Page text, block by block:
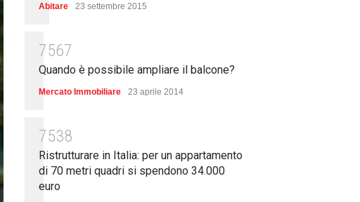
Abitare 23 settembre 2015
7567
Quando è possibile ampliare il balcone?
Mercato Immobiliare 23 aprile 2014
7538
Ristrutturare in Italia: per un appartamento
di 70 metri quadri si spendono 34.000
euro